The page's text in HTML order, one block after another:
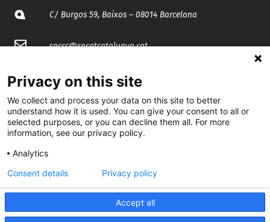
C/ Burgos 59, Baixos – 08014 Barcelona
spccc@spcgtcatalunya.cat
@CGTCatalunya
cgtcatalunya
CGTCatalunya
cgtcatalunya
Privacy on this site
We collect and process your data on this site to better
understand how it is used. You can give your consent to all or
selected purposes, or you can decline them all. For more
information, see our privacy policy.
Analytics
Accept all
Consent details Privacy policy